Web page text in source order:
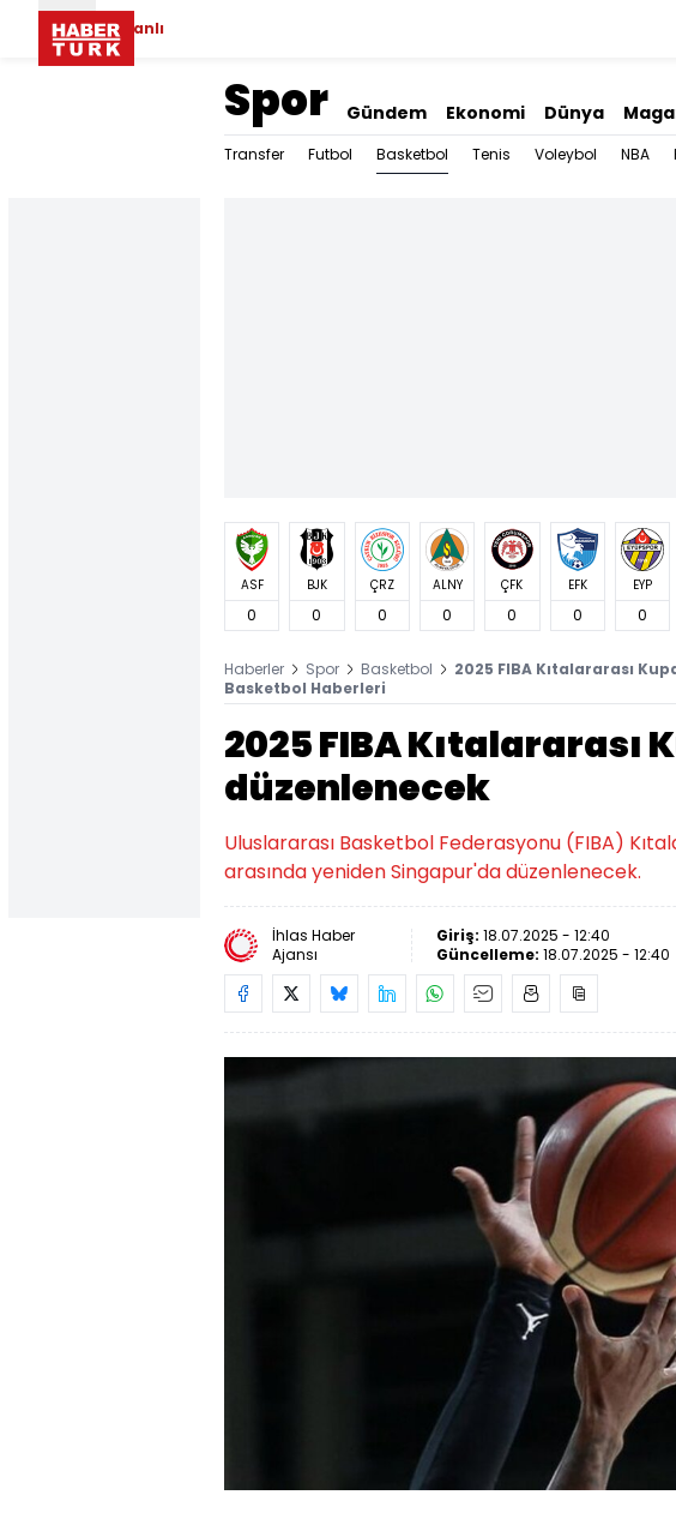
Canlı
Spor Gündem Ekonomi Dünya
Transfer Futbol Basketbol Tenis Voleybol NBA
ASF
0
BJK
0
ÇRZ
0
ALNY
0
ÇFK
0
EFK
0
EYP
0
Haberler Spor Basketbol
2025 FIBA Kıtalararası
Basketbol Haberleri
2025 FIBA Kıtalararası
düzenlenecek
Uluslararası Basketbol Federasyonu (FIBA)
arasında yeniden Singapur'da düzenlenecek.
İhlas Haber
Ajansı
Giriş: 18.07.2025 - 12:40
Güncelleme: 18.07.2025 - 12:40